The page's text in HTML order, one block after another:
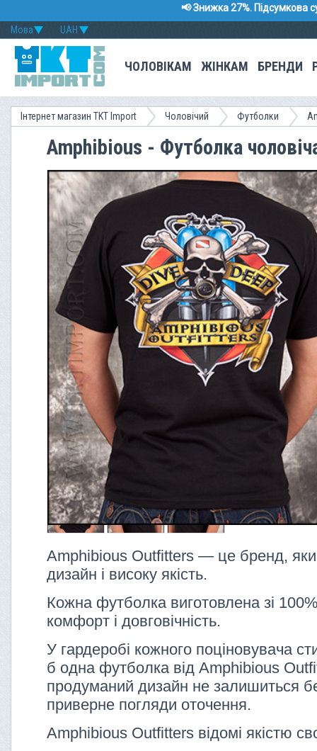
📢 Знижка 27%. Підсумкова
UAH
Мова
ЧОЛОВІКАМ ЖІНКАМ БРЕНДИ
Інтернет магазин TKT Import Чоловічий Футболки
Amphibious - Футболка
Amphibious Outfitters — це бренд,
дизайн і високу якість.
Кожна футболка виготовлена зі
комфорт і довговічність.
У гардеробі кожного поціновувача
б одна футболка від Amphibious
продуманий дизайн не залишиться
приверне погляди оточення.
Amphibious Outfitters відомі якістю